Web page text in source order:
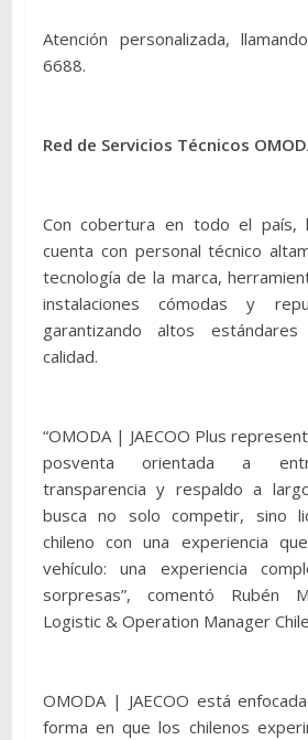
Atención personalizada,
6688.
Red de Servicios Técnicos
Con cobertura en todo el
cuenta con personal técnico
tecnología de la marca,
instalaciones cómodas y
garantizando altos
calidad.
“OMODA | JAECOO Plus
posventa orientada a
transparencia y respaldo a
busca no solo competir, sino
chileno con una experiencia
vehículo: una experiencia
sorpresas”, comentó Rubén
Logistic & Operation Manager
OMODA | JAECOO está
forma en que los chilenos